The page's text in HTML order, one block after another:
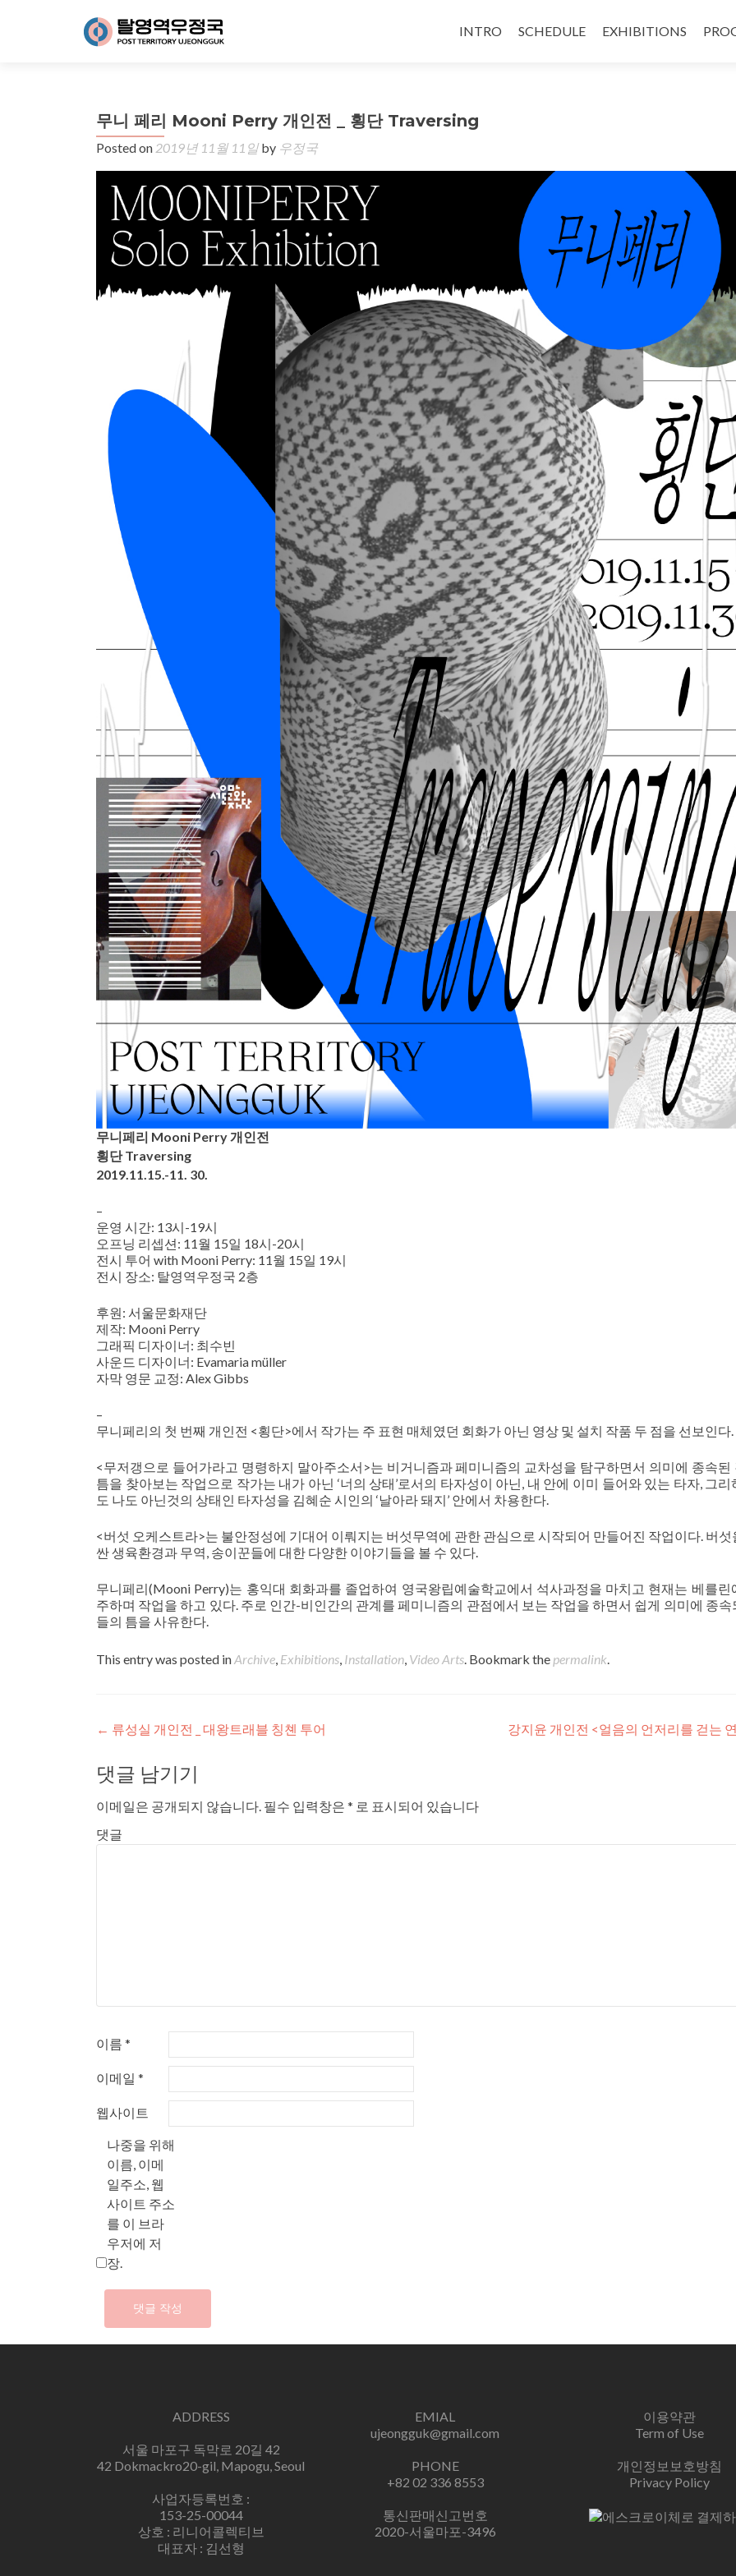
INTRO SCHEDULE EXHIBITIONS
무니 페리 Mooni Perry 개인전 _ 횡단 Traversing
Posted on 2019년 11월 11일by 우정국
무니페리 Mooni Perry 개인전
횡단 Traversing
2019.11.15.-11. 30.
–
운영 시간: 13시-19시
오프닝 리셉션: 11월 15일 18시-20시
전시 투어 with Mooni Perry: 11월 15일 19시
전시 장소: 탈영역우정국 2층
후원: 서울문화재단
제작: Mooni Perry
그래픽 디자이너: 최수빈
사운드 디자이너: Evamaria müller
자막 영문 교정: Alex Gibbs
–
무니페리의 첫 번째 개인전 <횡단>에서 작가는 주 표현 매체였던 회화가 아닌 영상 및 설치 작품 두 점을 선보인다.
<무저갱으로 들어가라고 명령하지 말아주소서>는 비거니즘과 페미니즘의 교차성을 탐구하면서 의미에 종속된
틈을 찾아보는 작업으로 작가는 내가 아닌 ‘너의 상태’로서의 타자성이 아닌, 내 안에 이미 들어와 있는 타자, 그리
도 나도 아닌것의 상태인 타자성을 김혜순 시인의 ‘날아라 돼지’ 안에서 차용한다.
<버섯 오케스트라>는 불안정성에 기대어 이뤄지는 버섯무역에 관한 관심으로 시작되어 만들어진 작업이다. 버섯
싼 생육환경과 무역, 송이꾼들에 대한 다양한 이야기들을 볼 수 있다.
무니페리(Mooni Perry)는 홍익대 회화과를 졸업하여 영국왕립예술학교에서 석사과정을 마치고 현재는 베를린
주하며 작업을 하고 있다. 주로 인간-비인간의 관계를 페미니즘의 관점에서 보는 작업을 하면서 쉽게 의미에 종속
들의 틈을 사유한다.
This entry was posted inArchive, Exhibitions, Installation, Video Arts. Bookmark the permalink.
Post navigation
← 류성실 개인전 _ 대왕트래블 칭쳰 투어 강지윤 개인전 <얼음의 언저리를 걷는
댓글 남기기
이메일은 공개되지 않습니다. 필수 입력창은 * 로 표시되어 있습니다
댓글
이름 *
이메일 *
웹사이트
나중을 위해
이름, 이메
일주소, 웹
사이트 주소
를 이 브라
우저에 저
장.
ADDRESS
서울 마포구 독막로 20길 42
42 Dokmackro20-gil, Mapogu, Seoul
사업자등록번호 :
153-25-00044
상호 : 리니어콜렉티브
대표자 : 김선형
EMIAL
ujeongguk@gmail.com
PHONE
+82 02 336 8553
통신판매신고번호
2020-서울마포-3496
이용약관
Term of Use
개인정보보호방침
Privacy Policy